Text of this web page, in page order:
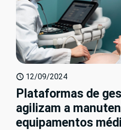
12/09/2024
Plataformas de
agilizam a
equipamentos